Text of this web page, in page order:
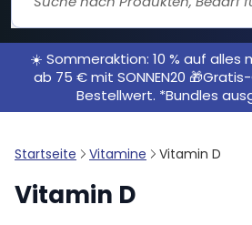
☀️ Sommeraktion: 10 % auf alles
ab 75 € mit SONNEN20
Bestellwert. *Bundles
Startseite Vitamine Vitamin D
Vitamin D